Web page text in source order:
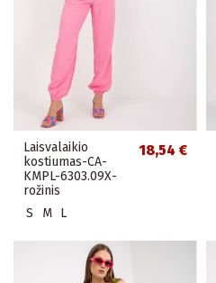
Laisvalaikio
kostiumas-CA-
KMPL-6303.09X-
rožinis
18,54 €
S M L